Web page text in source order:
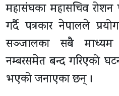
महासंघका महासचिव रोशन
गर्दै पत्रकार नेपालले
सञ्जालका सबै
नम्बरसमेत बन्द गरिएको
भएको जनाएका छन् ।